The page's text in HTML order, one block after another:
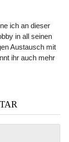
ich an dieser
in all seinen
Austausch mit
ihr auch mehr